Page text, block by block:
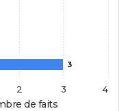
de faits
3
2 3 4